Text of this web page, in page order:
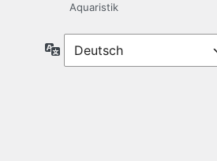
Aquaristik
Sprache